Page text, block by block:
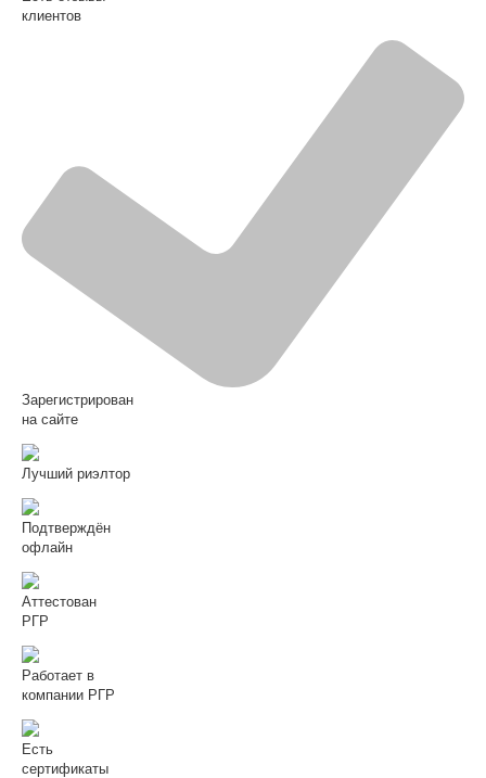
клиентов
Зарегистрирован
на сайте
Лучший риэлтор
Подтверждён
офлайн
Аттестован
РГР
Работает в
компании РГР
Есть
сертификаты